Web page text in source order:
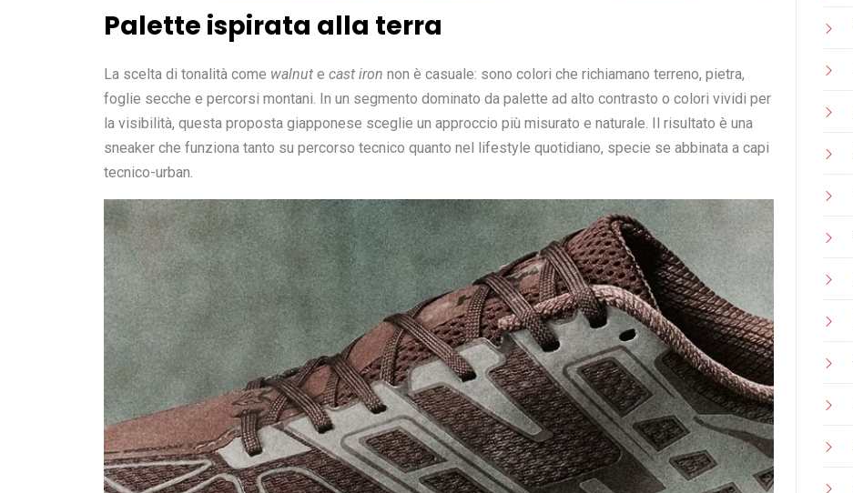
Palette ispirata alla terra
La scelta di tonalità come walnut e cast iron non è casuale: sono colori che richiamano terreno, pietra,
foglie secche e percorsi montani. In un segmento dominato da palette ad alto contrasto o colori vividi per
la visibilità, questa proposta giapponese sceglie un approccio più misurato e naturale. Il risultato è una
sneaker che funziona tanto su percorso tecnico quanto nel lifestyle quotidiano, specie se abbinata a capi
tecnico-urban.